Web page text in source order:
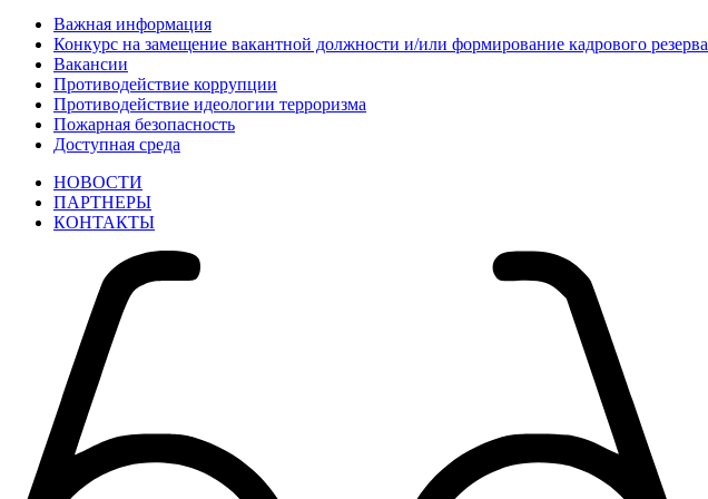
Важная информация
Конкурс на замещение вакантной должности и/или формирование кадрового резерва
Вакансии
Противодействие коррупции
Противодействие идеологии терроризма
Пожарная безопасность
Доступная среда
НОВОСТИ
ПАРТНЕРЫ
КОНТАКТЫ